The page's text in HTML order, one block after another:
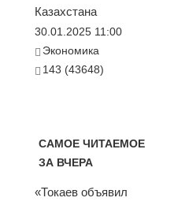
Казахстана
30.01.2025 11:00
Экономика
143 (43648)
САМОЕ ЧИТАЕМОЕ
ЗА ВЧЕРА
«Токаев объявил